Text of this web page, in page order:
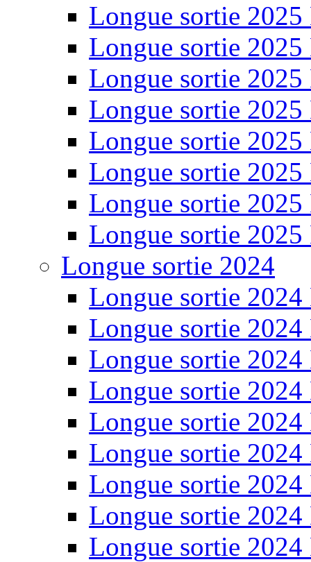
Longue sortie 2025
Longue sortie 2025
Longue sortie 2025
Longue sortie 2025
Longue sortie 2025
Longue sortie 2025
Longue sortie 2025
Longue sortie 2025
Longue sortie 2024
Longue sortie 2024
Longue sortie 2024
Longue sortie 2024
Longue sortie 2024
Longue sortie 2024
Longue sortie 2024
Longue sortie 2024
Longue sortie 2024
Longue sortie 2024